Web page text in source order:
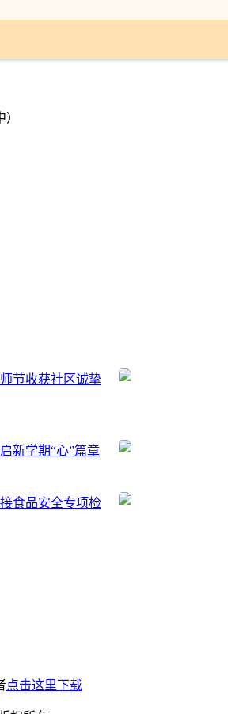
节收获社区诚挚
新学期“心”篇章
食品安全专项检
点击这里下载